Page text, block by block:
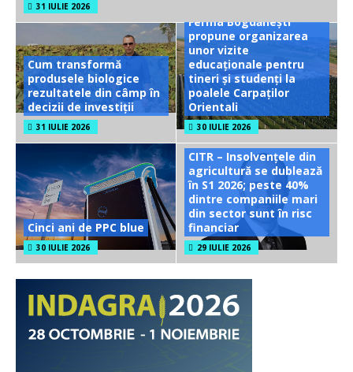
31 IULIE 2026
Cum transformă
produsele biologice
rezultatele din câmp în
decizii de investiții
31 IULIE 2026
Ferma Bogdănești
propune organizarea
unor vizite
educaționale pentru
tineri și studenți la
poalele Carpaților
Orientali
30 IULIE 2026
Cinci ani de PPC blue
30 IULIE 2026
CITR – Insolvențele din
agricultură se dublează
în S1 2026; peste 40%
dintre companiile mari
din sector sunt în risc
financiar
29 IULIE 2026